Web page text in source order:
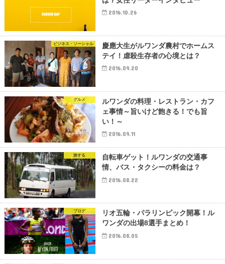
2016.10.26
ビジネス・ソーシャル
慶應大生がルワンダ農村でホームス
テイ！虐殺生存者の心境とは？
2016.09.20
グルメ
ルワンダの料理・レストラン・カフ
ェ事情～旨いけど飽きる！でも旨
い！～
2016.09.11
旅する
自転車ゲット！ルワンダの交通事
情、バス・タクシーの料金は？
2016.08.22
ブログ
リオ五輪・パラリンピック開幕！ル
ワンダの出場8選手まとめ！
2016.08.05